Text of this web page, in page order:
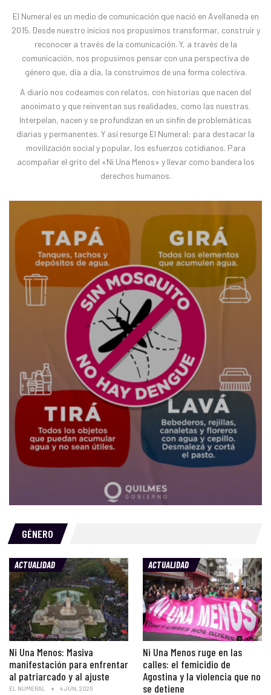
El Numeral es un medio de comunicación que nació en Avellaneda en
2015. Desde nuestro inicios nos propusimos transformar, construir y
reconocer a través de la comunicación. Y, a través de la
comunicación, nos propusimos pensar con una perspectiva de
género que, día a día, la construimos de una forma colectiva.
A diario nos codeamos con relatos, con historias que nacen del
anonimato y que reinventan sus realidades, como las nuestras.
Interpelan, nacen y se profundizan en un sinfín de problemáticas
diarias y permanentes. Y así resurge El Numeral: para destacar la
movilización social y popular, los esfuerzos cotidianos. Para
acompañar el grito del «Ni Una Menos» y llevar como bandera los
derechos humanos.
GÉNERO
ACTUALIDAD
Ni Una Menos: Masiva
manifestación para enfrentar
al patriarcado y al ajuste
EL NUMERAL 4 JUN, 2026
ACTUALIDAD
Ni Una Menos ruge en las
calles: el femicidio de
Agostina y la violencia que no
se detiene